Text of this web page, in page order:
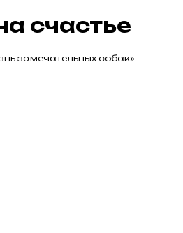
счастье
замечательных собак»